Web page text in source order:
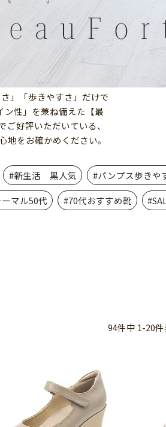
」「歩きやすさ」だけで
ン性」を兼ね備えた【最
好評いただいている、
をお確かめください。
#新生活 黒人気 #パンプス歩きや
マル50代 #70代おすすめ靴
94件中 1-20